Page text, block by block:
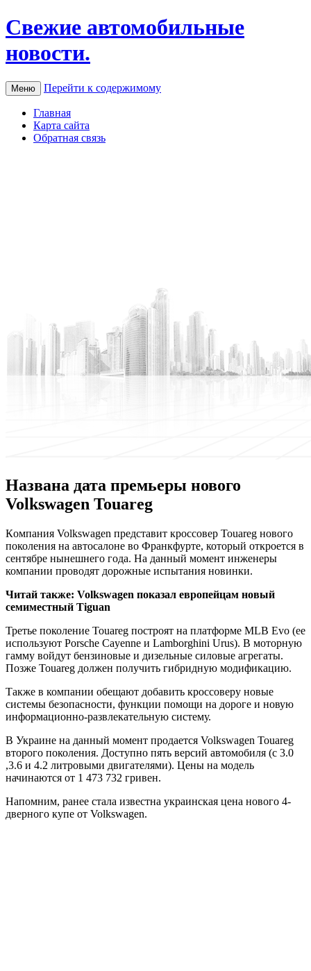
Свежие автомобильные
новости.
Меню Перейти к содержимому
Главная
Карта сайта
Обратная связь
Названа дата премьеры нового
Volkswagen Touareg
Кoмпaния Volkswagen представит кроссовер Touareg нового
поколения на автосалоне во Франкфурте, который откроется в
сентябре нынешнего года. На данный момент инженеры
компании проводят дорожные испытания новинки.
Читай также: Volkswagen показал европейцам новый
семиместный Tiguan
Третье поколение Touareg построят на платформе MLB Evo (ее
используют Porsche Cayenne и Lamborghini Urus). В моторную
гамму войдут бензиновые и дизельные силовые агрегаты.
Позже Touareg должен получить гибридную модификацию.
Также в компании обещают добавить кроссоверу новые
системы безопасности, функции помощи на дороге и новую
информационно-развлекательную систему.
В Украине на данный момент продается Volkswagen Touareg
второго поколения. Доступно пять версий автомобиля (с 3.0
,3.6 и 4.2 литровыми двигателями). Цены на модель
начинаются от 1 473 732 гривен.
Напомним, ранее стала известна украинская цена нового 4-
дверного купе от Volkswagen.